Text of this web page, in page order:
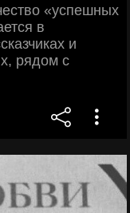
«успешных
в
и
рядом с